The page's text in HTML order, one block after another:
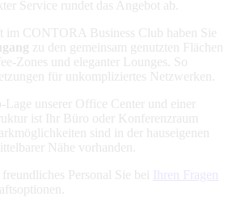
Service rundet das Angebot ab.
im CONTORA Business Club haben Sie
zu den gemeinsam genutzten Flächen
Zones und eleganter Lounges. So
für unkompliziertes Netzwerken.
unserer Office Center und einer
ist Ihr Büro oder Konferenzraum
sind in der hauseigenen
Nähe vorhanden.
Personal Sie bei
Ihren Fragen